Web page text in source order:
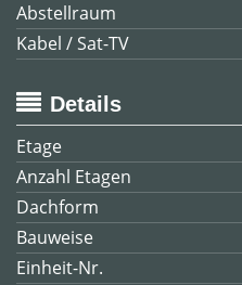
Abstellraum
Kabel / Sat-TV
Details
Etage
Anzahl Etagen
Dachform
Bauweise
Einheit-Nr.